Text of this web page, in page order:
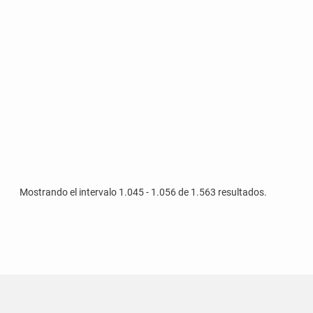
Mostrando el intervalo 1.045 - 1.056 de 1.563 resultados.